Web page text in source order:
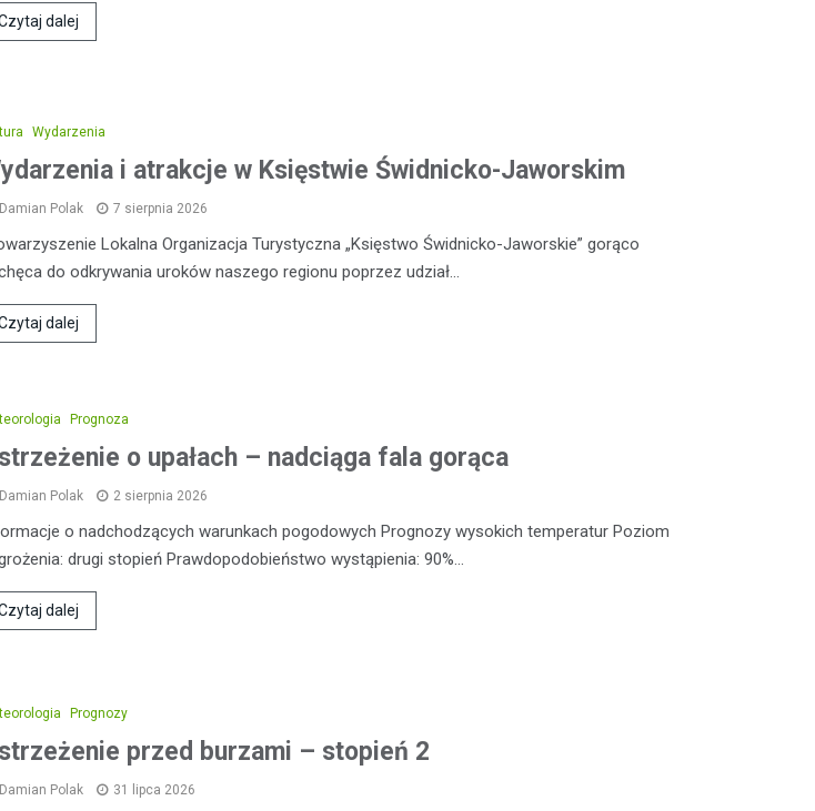
dalej
Wydarzenia
i atrakcje w Księstwie Świdnicko-Jaworskim
Damian Polak 7 sierpnia 2026
Lokalna Organizacja Turystyczna „Księstwo Świdnicko-Jaworskie” gorąco
do odkrywania uroków naszego regionu poprzez udział…
dalej
Prognoza
o upałach – nadciąga fala gorąca
Damian Polak 2 sierpnia 2026
o nadchodzących warunkach pogodowych Prognozy wysokich temperatur Poziom
drugi stopień Prawdopodobieństwo wystąpienia: 90%…
dalej
Prognozy
przed burzami – stopień 2
Damian Polak 31 lipca 2026